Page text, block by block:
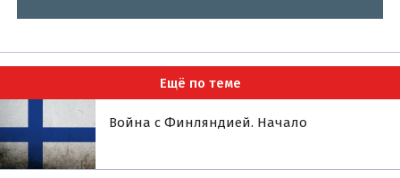
Ещё по теме
Война с Финляндией. Начало